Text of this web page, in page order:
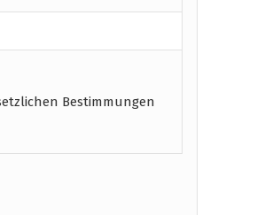
Bestimmungen